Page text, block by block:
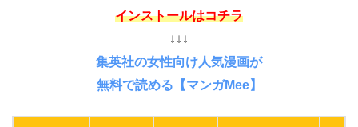
インストールはコチラ
↓↓↓
集英社の女性向け人気漫画が
無料で読める【マンガMee】